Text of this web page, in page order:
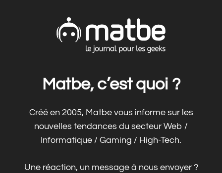
Matbe, c’est quoi ?
Créé en 2005, Matbe vous informe sur les
nouvelles tendances du secteur Web /
Informatique / Gaming / High-Tech.
Une réaction, un message à nous envoyer ?